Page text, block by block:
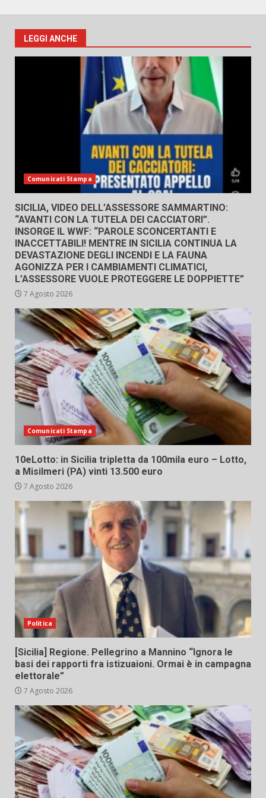
LEGGI ANCHE
Comunicati Stampa
SICILIA, VIDEO DELL’ASSESSORE SAMMARTINO:
“AVANTI CON LA TUTELA DEI CACCIATORI”.
INSORGE IL WWF: “PAROLE SCONCERTANTI E
INACCETTABILI! MENTRE IN SICILIA CONTINUA LA
DEVASTAZIONE DEGLI INCENDI E LA FAUNA
AGONIZZA PER I CAMBIAMENTI CLIMATICI,
L’ASSESSORE VUOLE PROTEGGERE LE DOPPIETTE”
7 Agosto 2026
Comunicati Stampa
10eLotto: in Sicilia tripletta da 100mila euro – Lotto,
a Misilmeri (PA) vinti 13.500 euro
7 Agosto 2026
Politica
[Sicilia] Regione. Pellegrino a Mannino “Ignora le
basi dei rapporti fra istizuaioni. Ormai è in campagna
elettorale”
7 Agosto 2026